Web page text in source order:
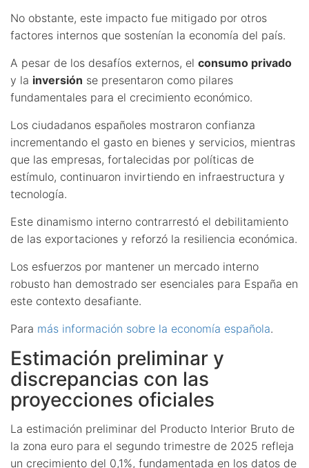
No obstante, este impacto fue mitigado por otros
factores internos que sostenían la economía del país.
A pesar de los desafíos externos, el consumo privado
y la inversión se presentaron como pilares
fundamentales para el crecimiento económico.
Los ciudadanos españoles mostraron confianza
incrementando el gasto en bienes y servicios, mientras
que las empresas, fortalecidas por políticas de
estímulo, continuaron invirtiendo en infraestructura y
tecnología.
Este dinamismo interno contrarrestó el debilitamiento
de las exportaciones y reforzó la resiliencia económica.
Los esfuerzos por mantener un mercado interno
robusto han demostrado ser esenciales para España en
este contexto desafiante.
Para más información sobre la economía española.
Estimación preliminar y
discrepancias con las
proyecciones oficiales
La estimación preliminar del Producto Interior Bruto de
la zona euro para el segundo trimestre de 2025 refleja
un crecimiento del 0,1%, fundamentada en los datos de